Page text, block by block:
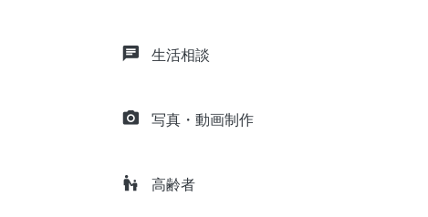
chat 生活相談
camera_alt 写真・動画制作
escalator_warning 高齢者